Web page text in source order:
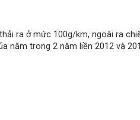
ra ở mức 100g/km, ngoài ra
năm trong 2 năm liền 2012 và